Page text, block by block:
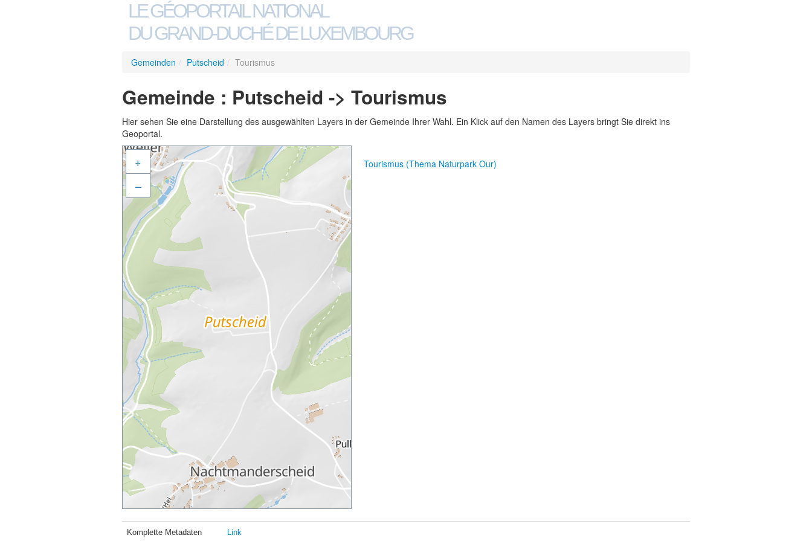
LE GÉOPORTAIL NATIONAL
DU GRAND-DUCHÉ DE LUXEMBOURG
Gemeinden / Putscheid / Tourismus
Gemeinde : Putscheid -> Tourismus
Hier sehen Sie eine Darstellung des ausgewählten Layers in der Gemeinde Ihrer Wahl. Ein Klick auf den Namen des Layers bringt Sie direkt ins
Geoportal.
+
–
Tourismus (Thema Naturpark Our)
Komplette Metadaten Link